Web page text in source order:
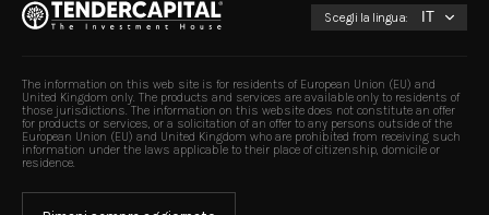
Scegli la lingua:
The information on this web site is for residents of European Union (EU) and
United Kingdom only. The products and services are available only to residents of
those jurisdictions. The information on this website does not constitute an offer
for products or services, or a solicitation of an offer to any persons outside of the
European Union (EU) and United Kingdom who are prohibited from receiving such
information under the laws applicable to their place of citizenship, domicile or
residence.